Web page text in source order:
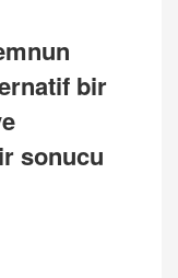
bir
sonucu